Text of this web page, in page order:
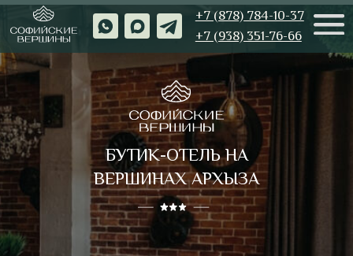
+7 (878) 784-10-37
+7 (938) 351-76-66
РЕСТОРАНЫ
БУТИК-ОТЕЛЬ НА
ВЕРШИНАХ АРХЫЗА
На территории нашего комплекса расположены
два зала ресторана. Первый зал с уютной